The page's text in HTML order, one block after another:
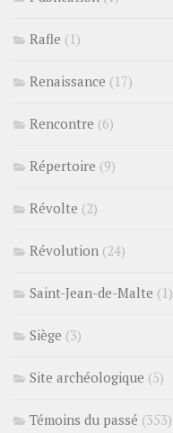
Rafle (1)
Renaissance (17)
Rencontre (6)
Répertoire (9)
Révolte (2)
Révolution (24)
Saint-Jean-de-Malte (1)
Siège (3)
Site archéologique (5)
Témoins du passé (353)